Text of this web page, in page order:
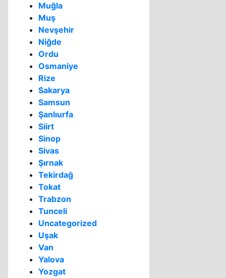
Muğla
Muş
Nevşehir
Niğde
Ordu
Osmaniye
Rize
Sakarya
Samsun
Şanlıurfa
Siirt
Sinop
Sivas
Şırnak
Tekirdağ
Tokat
Trabzon
Tunceli
Uncategorized
Uşak
Van
Yalova
Yozgat